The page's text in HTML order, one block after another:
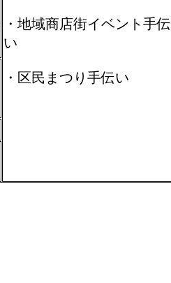
・地域商店街イベント手伝
い
・区民まつり手伝い